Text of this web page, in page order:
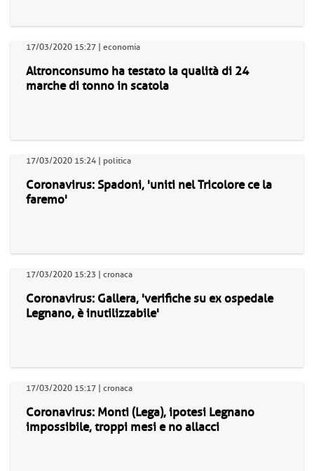
17/03/2020 15:27 | economia
Altronconsumo ha testato la qualità di 24
marche di tonno in scatola
17/03/2020 15:24 | politica
Coronavirus: Spadoni, 'uniti nel Tricolore ce la
faremo'
17/03/2020 15:23 | cronaca
Coronavirus: Gallera, 'verifiche su ex ospedale
Legnano, è inutilizzabile'
17/03/2020 15:17 | cronaca
Coronavirus: Monti (Lega), ipotesi Legnano
impossibile, troppi mesi e no allacci